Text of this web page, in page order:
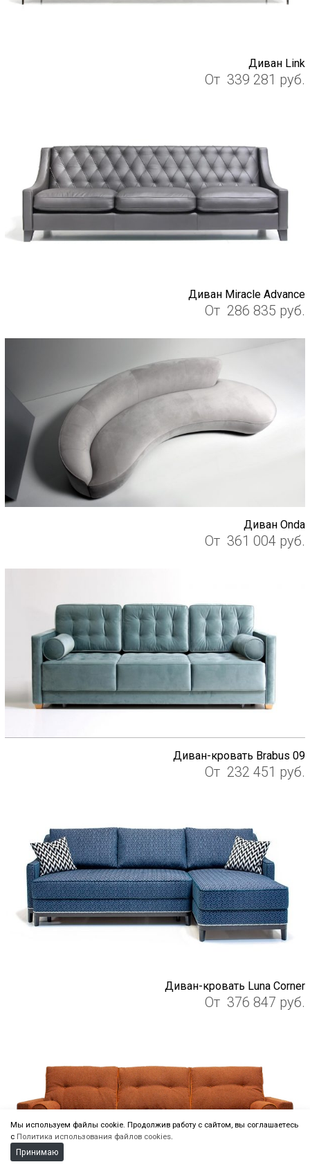
Диван Link
От 339 281 руб.
Диван Miracle Advance
От 286 835 руб.
Диван Onda
От 361 004 руб.
Диван-кровать Brabus 09
От 232 451 руб.
Диван-кровать Luna Corner
От 376 847 руб.
Мы используем файлы cookie. Продолжив работу с сайтом, вы соглашаетесь
с Политика использования файлов cookies.
Принимаю